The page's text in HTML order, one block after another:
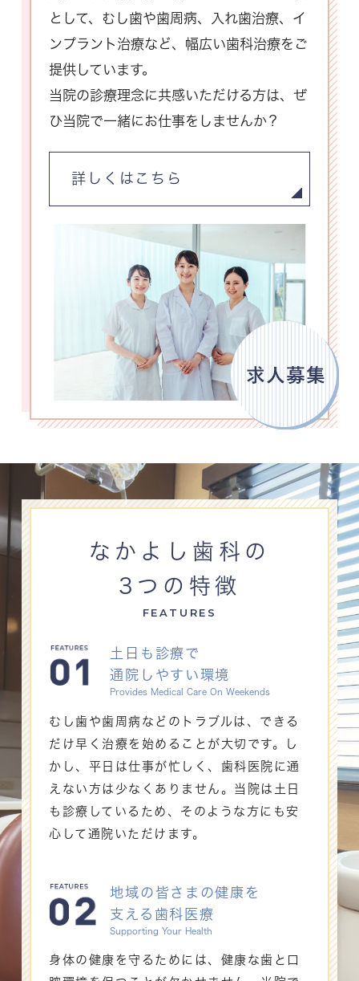
として、 むし歯や歯周病、入れ歯治療、イ
ンプラント治療など、幅広い歯科治療をご
提供しています。
当院の診療理念に共感いただける方は、ぜ
ひ当院で一緒にお仕事をしませんか？
詳しくはこちら
なかよし歯科の
3つの特徴
FEATURES
土日も診療で
通院しやすい環境
Provides Medical Care On Weekends
むし歯や歯周病などのトラブルは、できる
だけ早く治療を始めることが大切です。し
かし、平日は仕事が忙しく、歯科医院に通
えない方は少なくありません。当院は土日
も診療しているため、そのような方にも安
心して通院いただけます。
地域の皆さまの健康を
支える歯科医療
Supporting Your Health
身体の健康を守るためには、健康な歯と口